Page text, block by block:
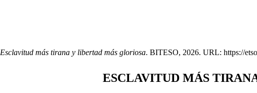
Esclavitud más tirana y libertad más gloriosa. BITESO, 2026. URL: https://
ESCLAVITUD MÁS